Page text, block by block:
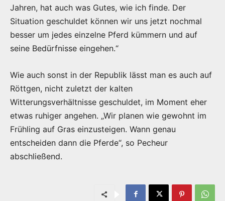
Jahren, hat auch was Gutes, wie ich finde. Der
Situation geschuldet können wir uns jetzt nochmal
besser um jedes einzelne Pferd kümmern und auf
seine Bedürfnisse eingehen.“
Wie auch sonst in der Republik lässt man es auch auf
Röttgen, nicht zuletzt der kalten
Witterungsverhältnisse geschuldet, im Moment eher
etwas ruhiger angehen. „Wir planen wie gewohnt im
Frühling auf Gras einzusteigen. Wann genau
entscheiden dann die Pferde“, so Pecheur
abschließend.